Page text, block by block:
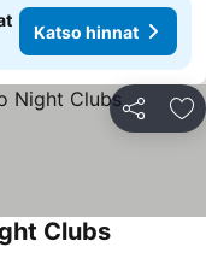
Katso hinnat
Jaa
Clubs